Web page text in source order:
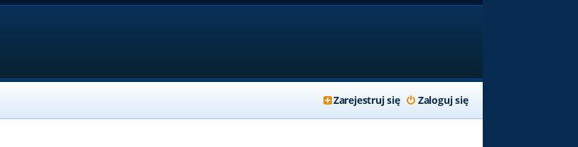
Zaloguj się
Zarejestruj się